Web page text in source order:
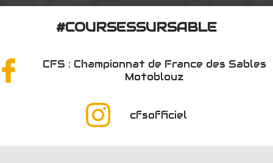
#COURSESSURSABLE
CFS : Championnat de France des Sables
Motoblouz
cfsofficiel